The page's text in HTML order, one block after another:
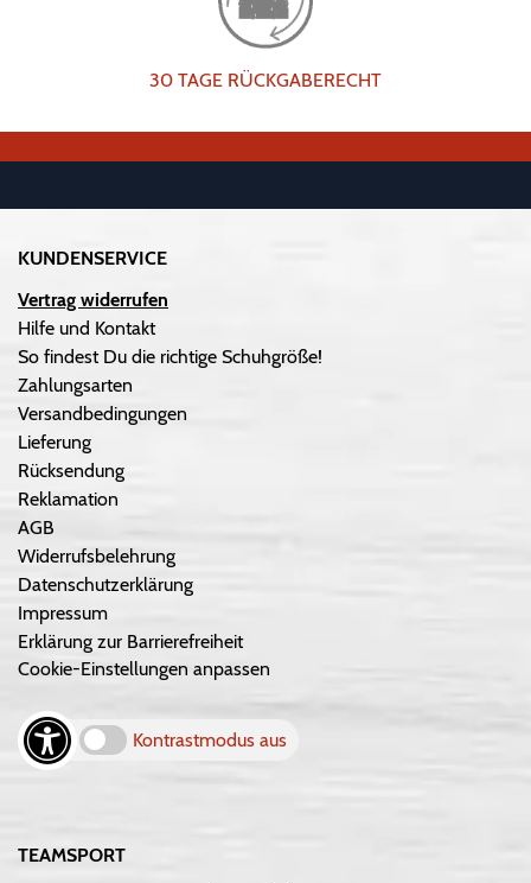
30 TAGE RÜCKGABERECHT
KUNDENSERVICE
Vertrag widerrufen
Hilfe und Kontakt
So findest Du die richtige Schuhgröße!
Zahlungsarten
Versandbedingungen
Lieferung
Rücksendung
Reklamation
AGB
Widerrufsbelehrung
Datenschutzerklärung
Impressum
Erklärung zur Barrierefreiheit
Cookie-Einstellungen anpassen
Kontrastmodus aus
TEAMSPORT